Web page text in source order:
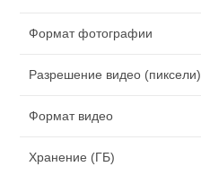
Формат фотографии
Разрешение видео (пиксели)
Формат видео
Хранение (ГБ)